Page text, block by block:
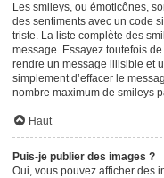
Les smileys, ou émoticônes,
des sentiments avec un code
triste. La liste complète des
message. Essayez toutefois
rendre un message illisible et
simplement d’effacer le
nombre maximum de smileys
Haut
Puis-je publier des images ?
Oui, vous pouvez afficher des